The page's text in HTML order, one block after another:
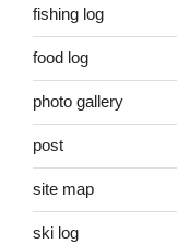
fishing log
food log
photo gallery
post
site map
ski log